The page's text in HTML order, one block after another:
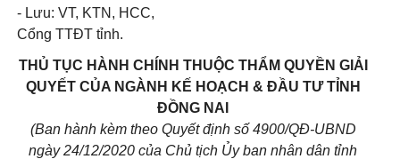
- Lưu: VT, KTN, HCC,
Cổng TTĐT tỉnh.
THỦ TỤC HÀNH CHÍNH THUỘC THẨM QUYỀN GIẢI
QUYẾT CỦA NGÀNH KẾ HOẠCH & ĐẦU TƯ TỈNH
ĐỒNG NAI
(Ban hành kèm theo Quyết định số 4900/QĐ-UBND
ngày 24/12/2020 của Chủ tịch Ủy ban nhân dân tỉnh